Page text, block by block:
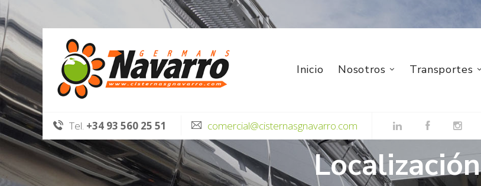
Inicio Nosotros Transportes
Tel. +34 93 560 25 51 comercial@cisternasgnavarro.com
Localización